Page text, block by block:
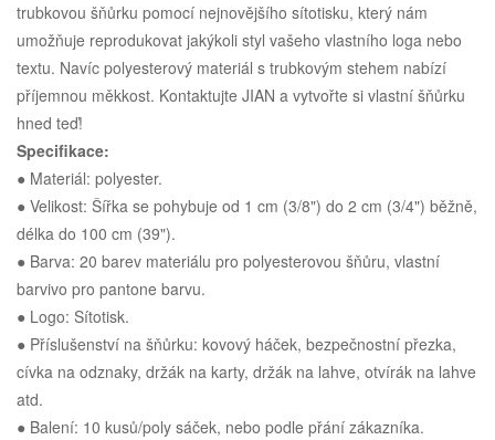
trubkovou šňůrku pomocí nejnovějšího sítotisku, který nám
umožňuje reprodukovat jakýkoli styl vašeho vlastního loga nebo
textu. Navíc polyesterový materiál s trubkovým stehem nabízí
příjemnou měkkost. Kontaktujte JIAN a vytvořte si vlastní šňůrku
hned teď!
Specifikace:
● Materiál: polyester.
● Velikost: Šířka se pohybuje od 1 cm (3/8") do 2 cm (3/4") běžně,
délka do 100 cm (39").
● Barva: 20 barev materiálu pro polyesterovou šňůru, vlastní
barvivo pro pantone barvu.
● Logo: Sítotisk.
● Příslušenství na šňůrku: kovový háček, bezpečnostní přezka,
cívka na odznaky, držák na karty, držák na lahve, otvírák na lahve
atd.
● Balení: 10 kusů/poly sáček, nebo podle přání zákazníka.